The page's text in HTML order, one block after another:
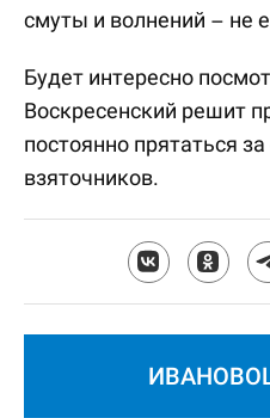
смуты и волнений – не
Будет интересно
Воскресенский решит
постоянно прятаться
взяточников.